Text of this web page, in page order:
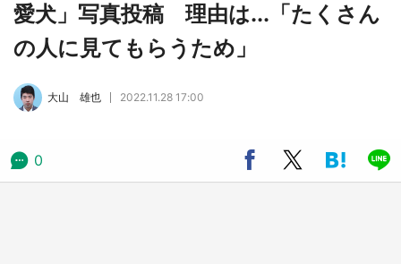
アニメ『はたらく細胞』と神奈川県の3度目コ
ラボ 作品の世界観通じて「小児がん」学べる
愛犬」写真投稿 理由は...「たくさん
の人に見てもらうため」
大山 雄也 2022.11.28 17:00
0